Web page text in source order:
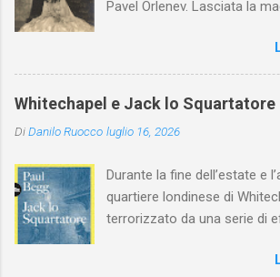
Pavel Orlenev. Lasciata la
l'arte della Pavlova ha
maturità ed è stata in grado
profondamente l'attardato
Whitechapel e Jack lo Squartatore
DiDanilo Ruocco luglio 16, 2026
Durante la fine dell’estate e
quartiere londinese di
terrorizzato da una serie di
assassino ribattezzato